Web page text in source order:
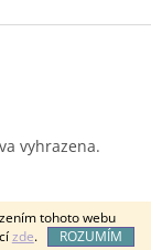
tohoto webu
zde. ROZUMÍM
vyhrazena.